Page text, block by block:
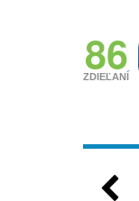
86
ZDIEĽANÍ